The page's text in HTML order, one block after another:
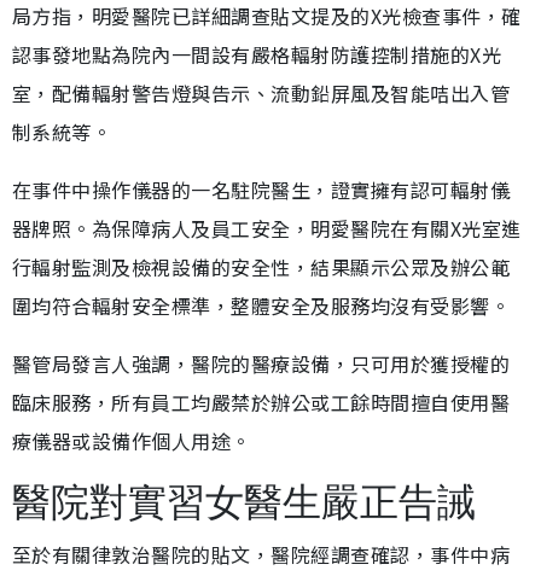
局方指，明愛醫院已詳細調查貼文提及的X光檢查事件，確
認事發地點為院內一間設有嚴格輻射防護控制措施的X光
室，配備輻射警告燈與告示、流動鉛屏風及智能咭出入管
制系統等。
在事件中操作儀器的一名駐院醫生，證實擁有認可輻射儀
器牌照。為保障病人及員工安全，明愛醫院在有關X光室進
行輻射監測及檢視設備的安全性，結果顯示公眾及辦公範
圍均符合輻射安全標準，整體安全及服務均沒有受影響。
醫管局發言人強調，醫院的醫療設備，只可用於獲授權的
臨床服務，所有員工均嚴禁於辦公或工餘時間擅自使用醫
療儀器或設備作個人用途。
醫院對實習女醫生嚴正告誡
至於有關律敦治醫院的貼文，醫院經調查確認，事件中病